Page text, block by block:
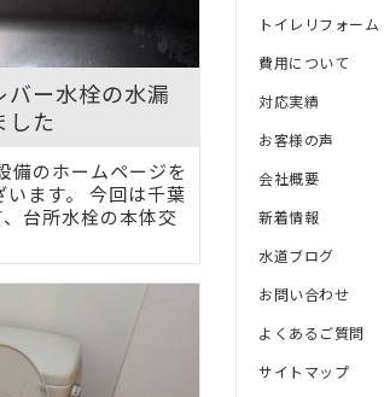
ー水栓の水漏
した
備のホームページを
ます。 今回は千葉
台所水栓の本体交
トイレリフォーム
費用について
対応実績
お客様の声
会社概要
新着情報
水道ブログ
お問い合わせ
よくあるご質問
サイトマップ